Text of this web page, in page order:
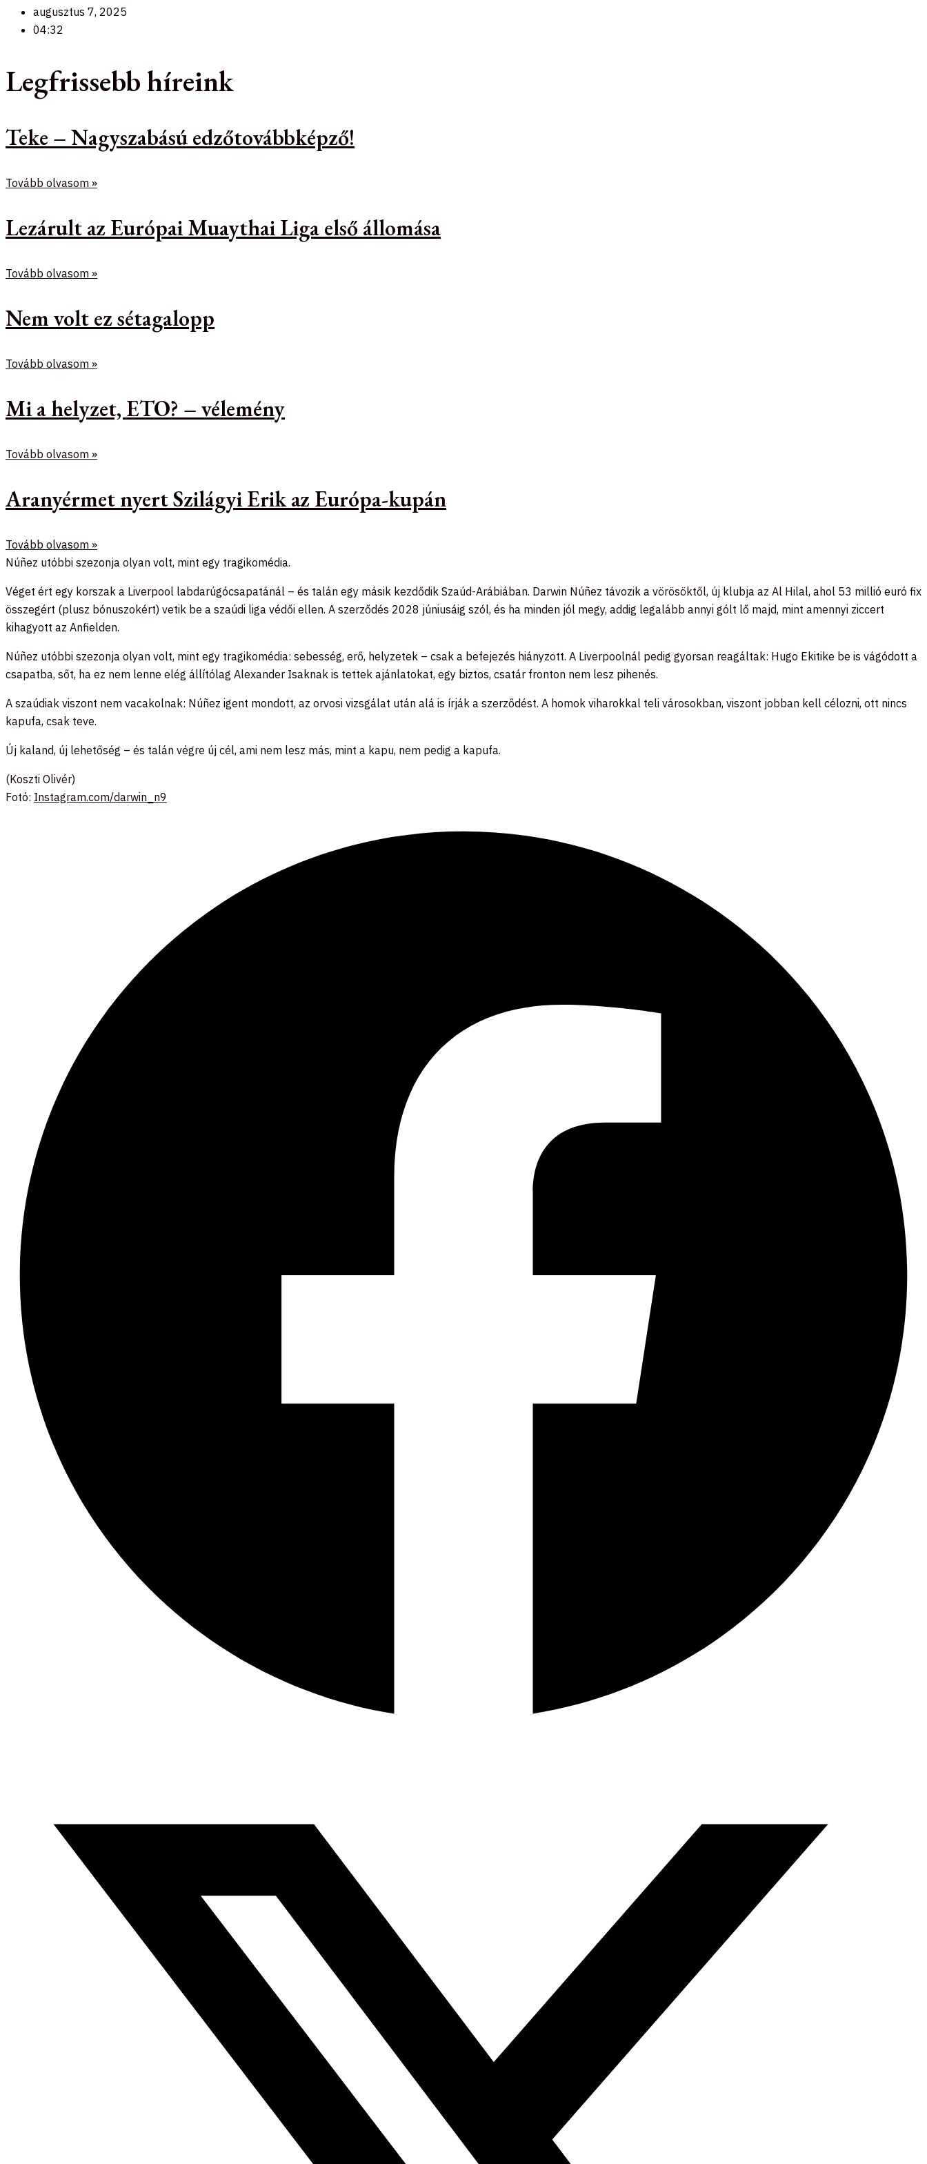
augusztus 7, 2025
04:32
Legfrissebb híreink
Teke – Nagyszabású edzőtovábbképző!
Tovább olvasom »
Lezárult az Európai Muaythai Liga első állomása
Tovább olvasom »
Nem volt ez sétagalopp
Tovább olvasom »
Mi a helyzet, ETO? – vélemény
Tovább olvasom »
Aranyérmet nyert Szilágyi Erik az Európa-kupán
Tovább olvasom »
Núñez utóbbi szezonja olyan volt, mint egy tragikomédia.
Véget ért egy korszak a Liverpool labdarúgócsapatánál – és talán egy másik kezdődik Szaúd-Arábiában. Darwin Núñez távozik a vörösöktől, új klubja az Al Hilal, ahol 53 millió euró fix
összegért (plusz bónuszokért) vetik be a szaúdi liga védői ellen. A szerződés 2028 júniusáig szól, és ha minden jól megy, addig legalább annyi gólt lő majd, mint amennyi ziccert
kihagyott az Anfielden.
Núñez utóbbi szezonja olyan volt, mint egy tragikomédia: sebesség, erő, helyzetek – csak a befejezés hiányzott. A Liverpoolnál pedig gyorsan reagáltak: Hugo Ekitike be is vágódott a
csapatba, sőt, ha ez nem lenne elég állítólag Alexander Isaknak is tettek ajánlatokat, egy biztos, csatár fronton nem lesz pihenés.
A szaúdiak viszont nem vacakolnak: Núñez igent mondott, az orvosi vizsgálat után alá is írják a szerződést. A homok viharokkal teli városokban, viszont jobban kell célozni, ott nincs
kapufa, csak teve.
Új kaland, új lehetőség – és talán végre új cél, ami nem lesz más, mint a kapu, nem pedig a kapufa.
(Koszti Olivér)
Fotó: Instagram.com/darwin_n9